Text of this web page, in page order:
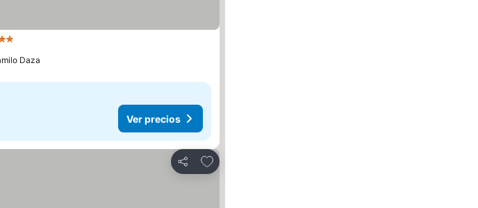
Daza
Ver precios
Compartir
Añadir a favoritos